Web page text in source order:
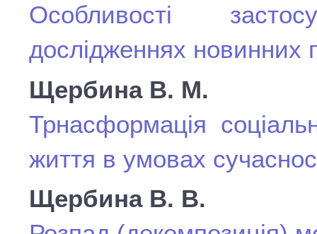
Особливості
дослідженнях новинних
Щербина В. М.
Трнасформація
життя в умовах
Щербина В. В.